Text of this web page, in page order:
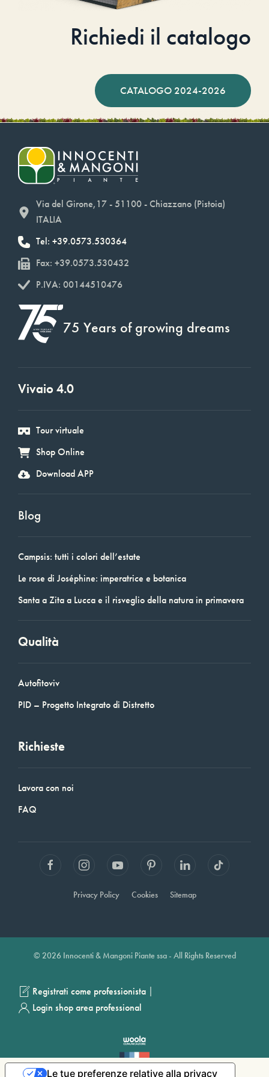
Richiedi il catalogo
CATALOGO 2024-2026
Via del Girone,17 - 51100 - Chiazzano (Pistoia)
ITALIA
Tel: +39.0573.530364
Fax: +39.0573.530432
P.IVA: 00144510476
75 Years of growing dreams
Vivaio 4.0
Tour virtuale
Shop Online
Download APP
Blog
Campsis: tutti i colori dell’estate
Le rose di Joséphine: imperatrice e botanica
Santa a Zita a Lucca e il risveglio della natura in primavera
Qualità
Autofitoviv
PID – Progetto Integrato di Distretto
Richieste
Lavora con noi
FAQ
Privacy Policy Cookies Sitemap
© 2026 Innocenti & Mangoni Piante ssa - All Rights Reserved
Registrati come professionista |
Login shop area professional
Le tue preferenze relative alla privacy